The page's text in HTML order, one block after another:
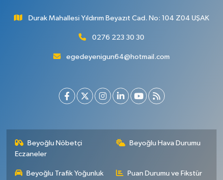
Durak Mahallesi Yıldırım Beyazıt Cad. No: 104 Z04 UŞAK
0276 223 30 30
egedeyenigun64@hotmail.com
Beyoğlu Nöbetçi
Eczaneler
Beyoğlu Hava Durumu
Beyoğlu Trafik Yoğunluk Puan Durumu ve Fikstür